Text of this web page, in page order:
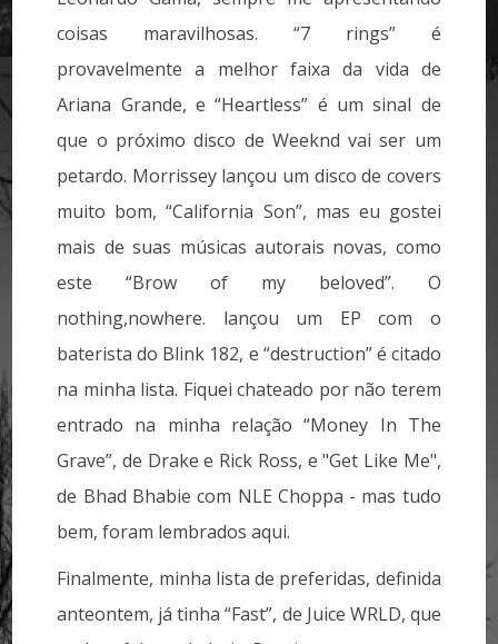
coisas maravilhosas. “7 rings” é
provavelmente a melhor faixa da vida de
Ariana Grande, e “Heartless” é um sinal de
que o próximo disco de Weeknd vai ser um
petardo. Morrissey lançou um disco de covers
muito bom, “California Son”, mas eu gostei
mais de suas músicas autorais novas, como
este “Brow of my beloved”. O
nothing,nowhere. lançou um EP com o
baterista do Blink 182, e “destruction” é citado
na minha lista. Fiquei chateado por não terem
entrado na minha relação “Money In The
Grave”, de Drake e Rick Ross, e "Get Like Me",
de Bhad Bhabie com NLE Choppa - mas tudo
bem, foram lembrados aqui.
Finalmente, minha lista de preferidas, definida
anteontem, já tinha “Fast”, de Juice WRLD, que